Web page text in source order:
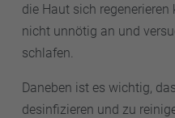
die Haut sich regenerieren
nicht unnötig an und
schlafen.
Daneben ist es wichtig,
desinfizieren und zu